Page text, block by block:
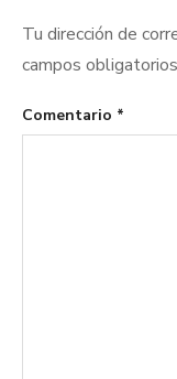
Tu dirección de
campos
Comentario *